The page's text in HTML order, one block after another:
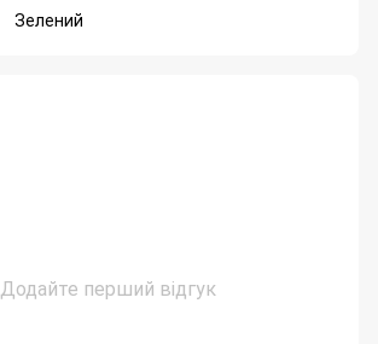
Зелений
Додайте перший відгук